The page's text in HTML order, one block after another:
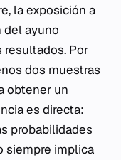
la exposición a
del ayuno
Por
dos muestras
obtener un
es directa:
probabilidades
siempre implica